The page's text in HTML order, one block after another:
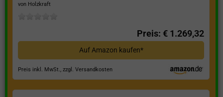
von Holzkraft
Preis: € 1.269,32
Auf Amazon kaufen*
Preis inkl. MwSt., zzgl. Versandkosten